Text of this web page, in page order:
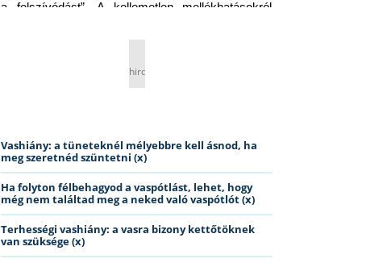
a felszívódást”. A kellemetlen mellékhatásokról
hirdetés
Vashiány: a tüneteknél mélyebbre kell ásnod, ha
meg szeretnéd szüntetni (x)
Ha folyton félbehagyod a vaspótlást, lehet, hogy
még nem találtad meg a neked való vaspótlót (x)
Terhességi vashiány: a vasra bizony kettőtöknek
van szüksége (x)